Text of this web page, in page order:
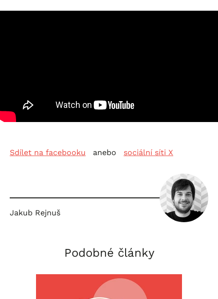
Sdílet na facebooku anebo sociální síti X
Jakub Rejnuš
Podobné články